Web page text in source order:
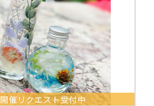
開催リクエスト受付中